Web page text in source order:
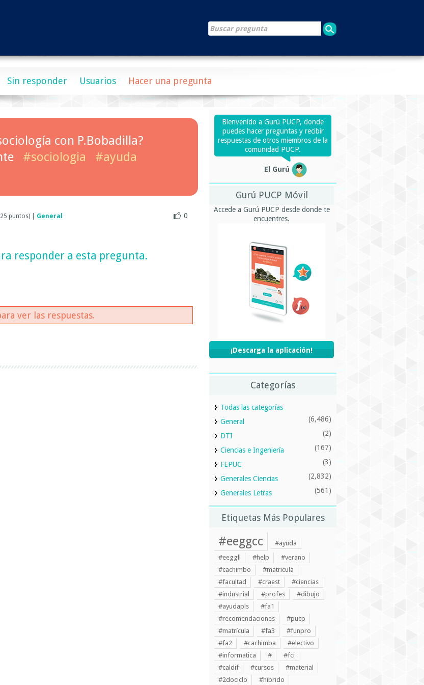
Sin responder Usuarios Hacer una pregunta
con P.Bobadilla?
#sociologia
#ayuda
0
25 puntos) General
responder a esta pregunta.
ver las respuestas.
Bienvenido a Gurú PUCP, donde
puedes hacer preguntas y recibir
respuestas de otros miembros de la
comunidad PUCP.
El Gurú
Gurú PUCP Móvil
Accede a Gurú PUCP desde donde te
encuentres.
¡Descarga la aplicación!
Categorías
Todas las categorías
General
(6,486)
DTI (2)
Ciencias e Ingeniería (167)
FEPUC (3)
Generales Ciencias (2,832)
Generales Letras (561)
Etiquetas Más Populares
#eeggcc
#ayuda
#eeggll
#help
#verano
#cachimbo
#matricula
#facultad
#craest
#ciencias
#industrial
#profes
#dibujo
#ayudapls
#fa1
#recomendaciones
#pucp
#matrícula
#fa3
#funpro
#fa2
#cachimba
#electivo
#informatica
#
#fci
#caldif
#cursos
#material
#2dociclo
#hibrido